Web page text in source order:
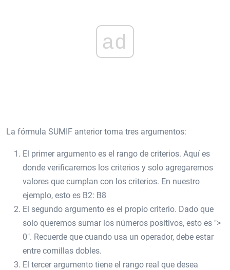
ad
La fórmula SUMIF anterior toma tres argumentos:
El primer argumento es el rango de criterios. Aquí es
donde verificaremos los criterios y solo agregaremos
valores que cumplan con los criterios. En nuestro
ejemplo, esto es B2: B8
El segundo argumento es el propio criterio. Dado que
solo queremos sumar los números positivos, esto es ">
0". Recuerde que cuando usa un operador, debe estar
entre comillas dobles.
El tercer argumento tiene el rango real que desea